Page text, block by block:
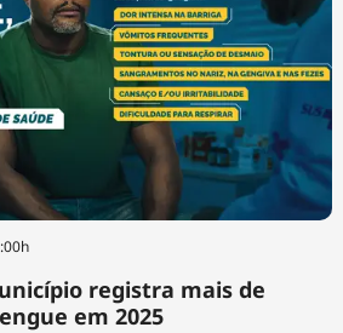
registra mais de
em 2025